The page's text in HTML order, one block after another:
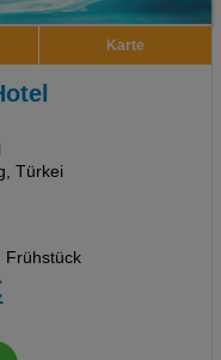
Karte
Türkei
Frühstück